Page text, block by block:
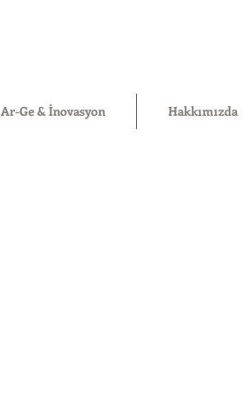
Ar-Ge & İnovasyon Hakkımızda